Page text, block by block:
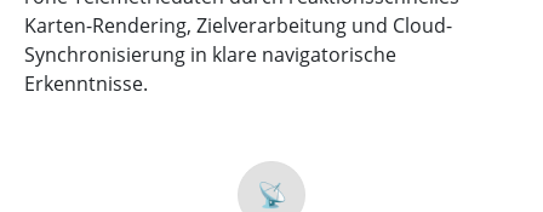
Karten-Rendering, Zielverarbeitung und Cloud-
Synchronisierung in klare navigatorische
Erkenntnisse.
📡